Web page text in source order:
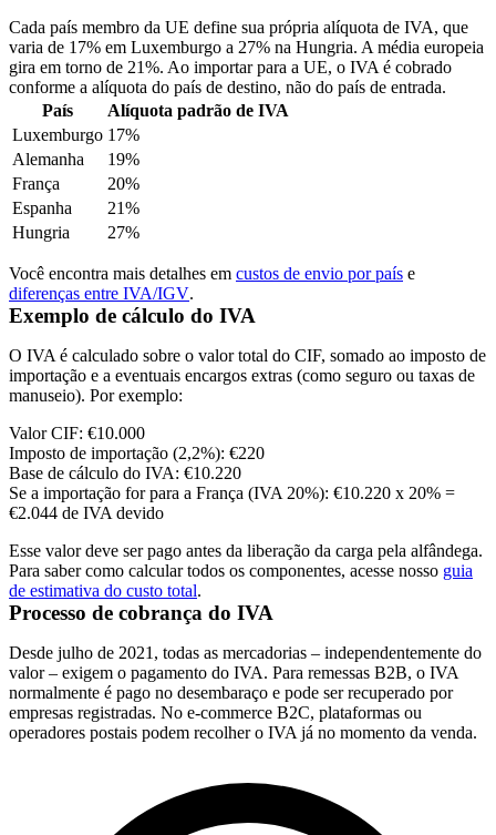
Cada país membro da UE define sua própria alíquota de IVA, que
varia de 17% em Luxemburgo a 27% na Hungria. A média europeia
gira em torno de 21%. Ao importar para a UE, o IVA é cobrado
conforme a alíquota do país de destino, não do país de entrada.
País
Alíquota padrão de IVA
Luxemburgo 17%
Alemanha
19%
França
20%
Espanha
21%
Hungria
27%
Você encontra mais detalhes em custos de envio por país e
diferenças entre IVA/IGV.
Exemplo de cálculo do IVA
O IVA é calculado sobre o valor total do CIF, somado ao imposto de
importação e a eventuais encargos extras (como seguro ou taxas de
manuseio). Por exemplo:
Valor CIF: €10.000
Imposto de importação (2,2%): €220
Base de cálculo do IVA: €10.220
Se a importação for para a França (IVA 20%): €10.220 x 20% =
€2.044 de IVA devido
Esse valor deve ser pago antes da liberação da carga pela alfândega.
Para saber como calcular todos os componentes, acesse nosso guia
de estimativa do custo total.
Processo de cobrança do IVA
Desde julho de 2021, todas as mercadorias – independentemente do
valor – exigem o pagamento do IVA. Para remessas B2B, o IVA
normalmente é pago no desembaraço e pode ser recuperado por
empresas registradas. No e-commerce B2C, plataformas ou
operadores postais podem recolher o IVA já no momento da venda.